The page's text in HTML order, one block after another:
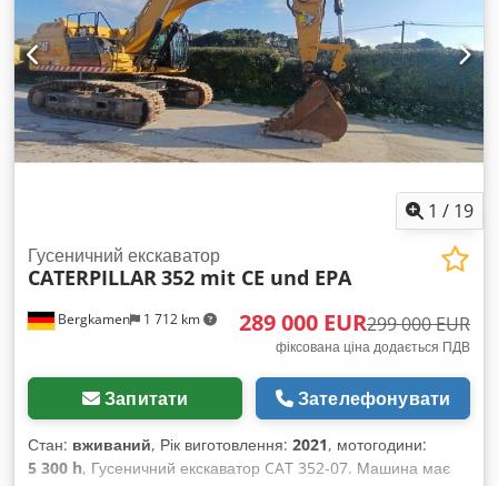
декількома додатковими контурами для навісного
обладнання Кондиціонер Всього 2600 мотогодин, у дуже
гарному стані
1 / 19
Bergkamen 1 712 km
Гусеничний екскаватор
CATERPILLAR352 mit CE und EPA
289 000 EUR299 000 EUR
фіксована ціна додається ПДВ
Запитати Зателефонувати
Стан: вживаний, Рік виготовлення: 2021, мотогодини:
5 300 h, Гусеничний екскаватор CAT 352-07. Машина має